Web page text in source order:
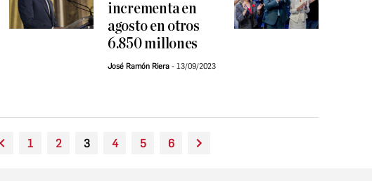
incrementa en
agosto en otros
6.850 millones
José Ramón Riera 13/09/2023
1 2 3 4 5 6